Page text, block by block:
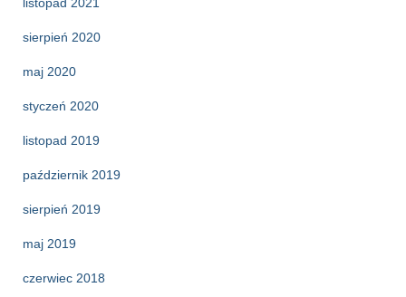
sierpień 2020
maj 2020
styczeń 2020
listopad 2019
październik 2019
sierpień 2019
maj 2019
czerwiec 2018